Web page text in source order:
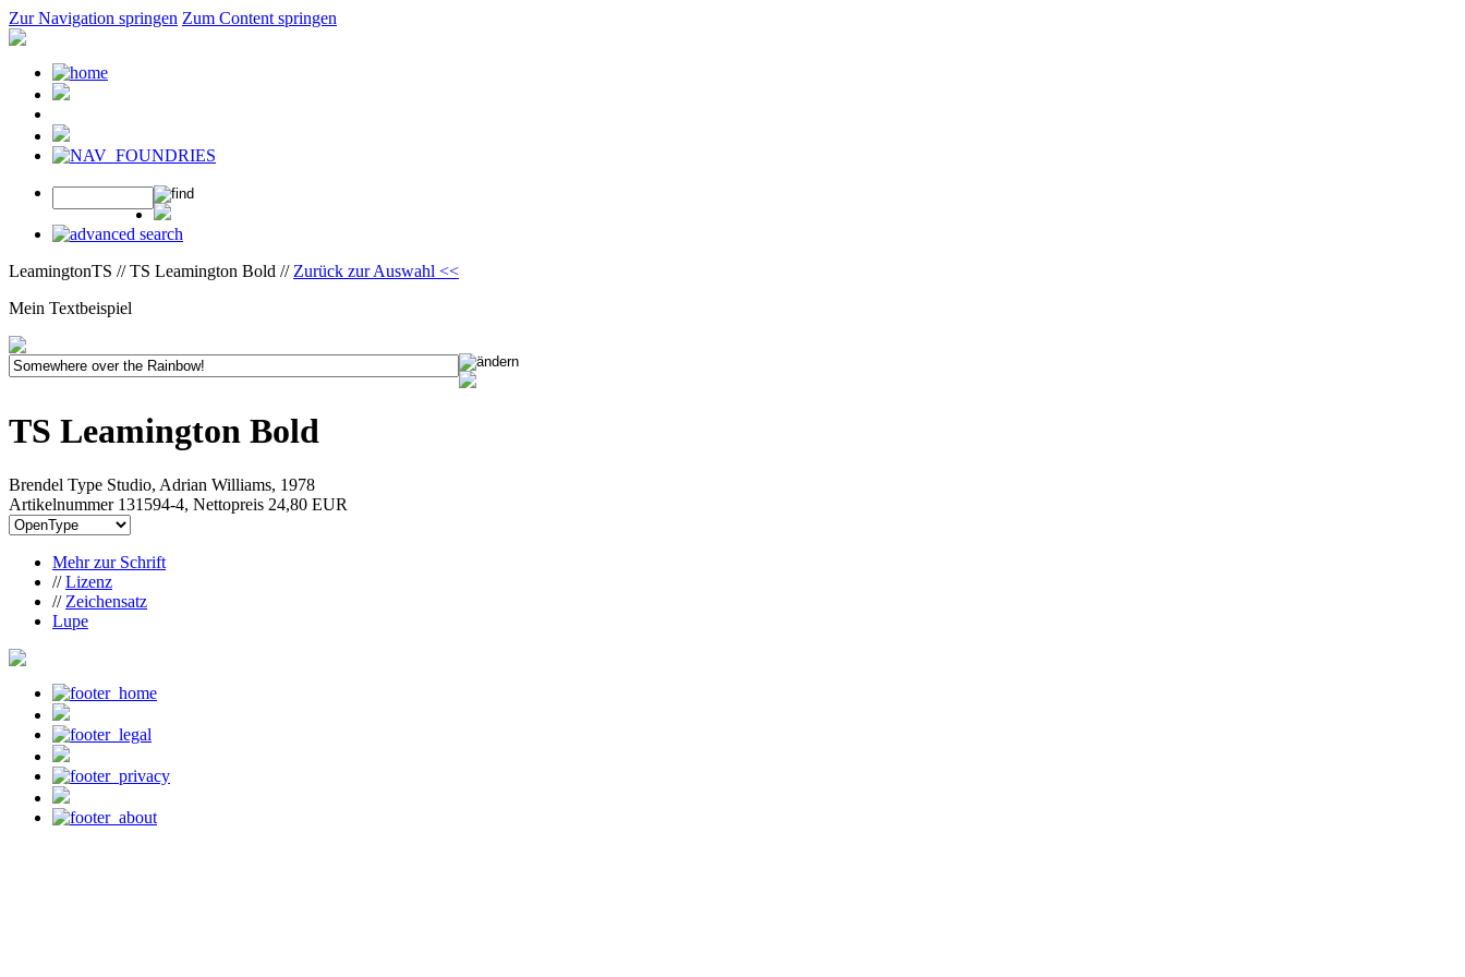
Zur Navigation springen Zum Content springen
LeamingtonTS // TS Leamington Bold // Zurück zur Auswahl <<
Mein Textbeispiel
TS Leamington Bold
Brendel Type Studio, Adrian Williams, 1978
Artikelnummer 131594-4, Nettopreis 24,80 EUR
Mehr zur Schrift
//Lizenz
// Zeichensatz
Lupe